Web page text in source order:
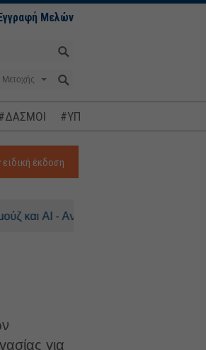
Μελών
#ΥΠΟΚΛΟΠΕΣ
ειδική έκδοση
Ανοδος 0,3% για τον DAX
για